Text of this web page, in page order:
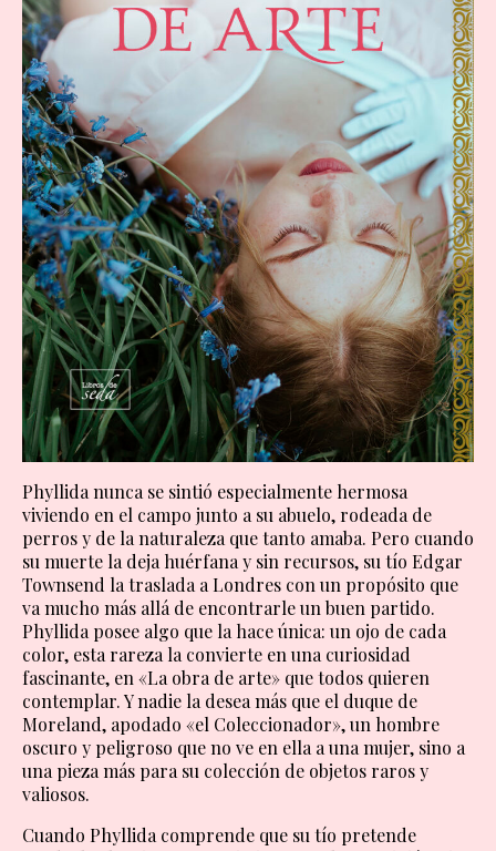
Phyllida nunca se sintió especialmente hermosa
viviendo en el campo junto a su abuelo, rodeada de
perros y de la naturaleza que tanto amaba. Pero cuando
su muerte la deja huérfana y sin recursos, su tío Edgar
Townsend la traslada a Londres con un propósito que
va mucho más allá de encontrarle un buen partido.
Phyllida posee algo que la hace única: un ojo de cada
color, esta rareza la convierte en una curiosidad
fascinante, en «La obra de arte» que todos quieren
contemplar. Y nadie la desea más que el duque de
Moreland, apodado «el Coleccionador», un hombre
oscuro y peligroso que no ve en ella a una mujer, sino a
una pieza más para su colección de objetos raros y
valiosos.
Cuando Phyllida comprende que su tío pretende